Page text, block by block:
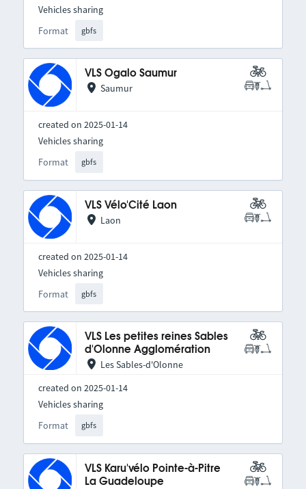
Format gbfs
Vehicles sharing
VLS Ogalo Saumur
Saumur
created on 2025-01-14
Format gbfs
Vehicles sharing
VLS Vélo'Cité Laon
Laon
created on 2025-01-14
Format gbfs
Vehicles sharing
VLS Les petites reines Sables
d'Olonne Agglomération
Les Sables-d'Olonne
created on 2025-01-14
Format gbfs
Vehicles sharing
VLS Karu'vélo Pointe-à-Pitre
La Guadeloupe